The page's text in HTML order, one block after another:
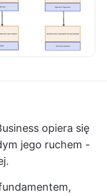
opiera się
jego ruchem -